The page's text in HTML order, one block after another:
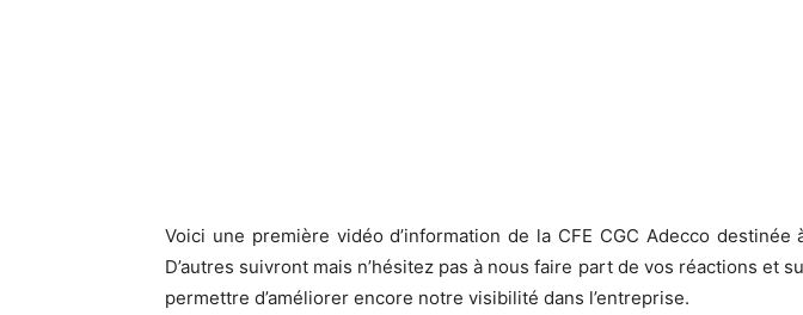
Voici une première vidéo d’information de la CFE CGC Adecco destinée
D’autres suivront mais n’hésitez pas à nous faire part de vos réactions et
permettre d’améliorer encore notre visibilité dans l’entreprise.